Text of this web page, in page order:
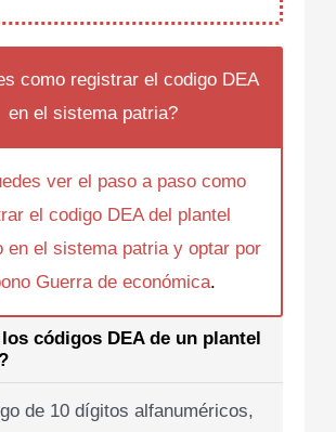
como registrar el codigo DEA
en el sistema patria?
ver el paso a paso como
el codigo DEA del plantel
en el sistema patria y optar por
Guerra de económica.
códigos DEA de un plantel
de 10 dígitos alfanuméricos,